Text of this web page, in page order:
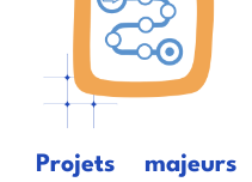
Projets